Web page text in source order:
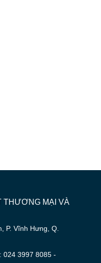
THƯƠNG MẠI VÀ
P. Vĩnh Hưng, Q.
024 3997 8085 -